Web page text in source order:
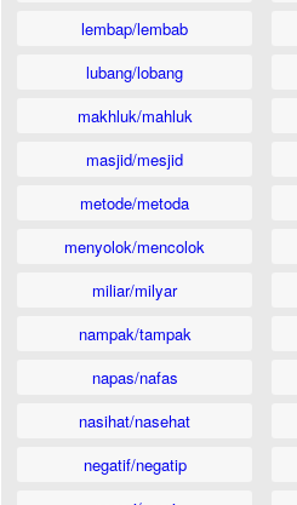
lembap/lembab
lubang/lobang
makhluk/mahluk
masjid/mesjid
metode/metoda
menyolok/mencolok
miliar/milyar
nampak/tampak
napas/nafas
nasihat/nasehat
negatif/negatip